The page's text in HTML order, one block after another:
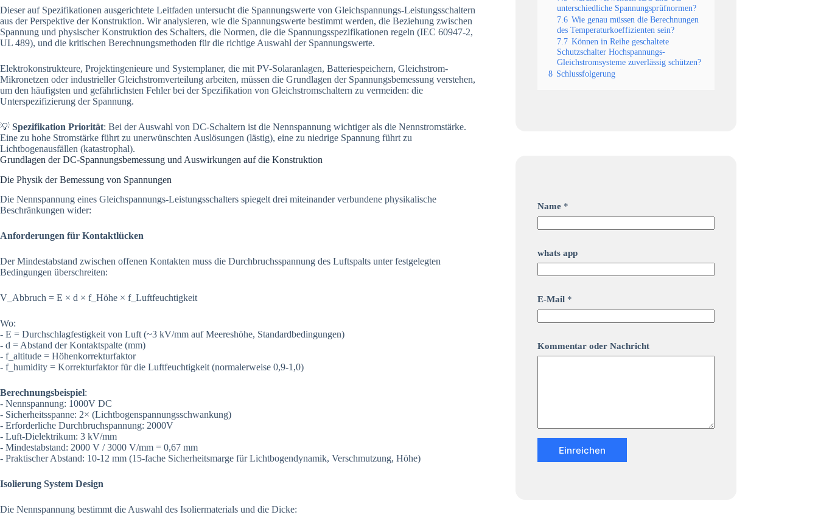
Dieser auf Spezifikationen ausgerichtete Leitfaden untersucht die Spannungswerte von Gleichspannungs-Leistungsschaltern
aus der Perspektive der Konstruktion. Wir analysieren, wie die Spannungswerte bestimmt werden, die Beziehung zwischen
Spannung und physischer Konstruktion des Schalters, die Normen, die die Spannungsspezifikationen regeln (IEC 60947-2,
UL 489), und die kritischen Berechnungsmethoden für die richtige Auswahl der Spannungswerte.
Elektrokonstrukteure, Projektingenieure und Systemplaner, die mit PV-Solaranlagen, Batteriespeichern, Gleichstrom-
Mikronetzen oder industrieller Gleichstromverteilung arbeiten, müssen die Grundlagen der Spannungsbemessung verstehen,
um den häufigsten und gefährlichsten Fehler bei der Spezifikation von Gleichstromschaltern zu vermeiden: die
Unterspezifizierung der Spannung.
💡 Spezifikation Priorität: Bei der Auswahl von DC-Schaltern ist die Nennspannung wichtiger als die Nennstromstärke.
Eine zu hohe Stromstärke führt zu unerwünschten Auslösungen (lästig), eine zu niedrige Spannung führt zu
Lichtbogenausfällen (katastrophal).
Grundlagen der DC-Spannungsbemessung und Auswirkungen auf die Konstruktion
Die Physik der Bemessung von Spannungen
Die Nennspannung eines Gleichspannungs-Leistungsschalters spiegelt drei miteinander verbundene physikalische
Beschränkungen wider:
Anforderungen für Kontaktlücken
Der Mindestabstand zwischen offenen Kontakten muss die Durchbruchsspannung des Luftspalts unter festgelegten
Bedingungen überschreiten:
V_Abbruch = E × d × f_Höhe × f_Luftfeuchtigkeit
Wo:
- E = Durchschlagfestigkeit von Luft (~3 kV/mm auf Meereshöhe, Standardbedingungen)
- d = Abstand der Kontaktspalte (mm)
- f_altitude = Höhenkorrekturfaktor
- f_humidity = Korrekturfaktor für die Luftfeuchtigkeit (normalerweise 0,9-1,0)
Berechnungsbeispiel:
- Nennspannung: 1000V DC
- Sicherheitsspanne: 2× (Lichtbogenspannungsschwankung)
- Erforderliche Durchbruchspannung: 2000V
- Luft-Dielektrikum: 3 kV/mm
- Mindestabstand: 2000 V / 3000 V/mm = 0,67 mm
- Praktischer Abstand: 10-12 mm (15-fache Sicherheitsmarge für Lichtbogendynamik, Verschmutzung, Höhe)
Isolierung System Design
Die Nennspannung bestimmt die Auswahl des Isoliermaterials und die Dicke:
unterschiedliche Spannungsprüfnormen?
7.6 Wie genau müssen die Berechnungen
des Temperaturkoeffizienten sein?
7.7 Können in Reihe geschaltete
Schutzschalter Hochspannungs-
Gleichstromsysteme zuverlässig schützen?
8 Schlussfolgerung
Name *
whats app
E-Mail *
h
a
s
A
w
Kommentar oder Nachricht
Einreichen